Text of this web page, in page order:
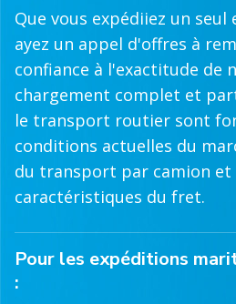
Que vous expédiiez un seul
ayez un appel d'offres à
confiance à l'exactitude de
chargement complet et
le transport routier sont
conditions actuelles du
du transport par camion et
caractéristiques du fret.
Pour les expéditions
: